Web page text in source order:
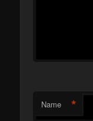
Name *